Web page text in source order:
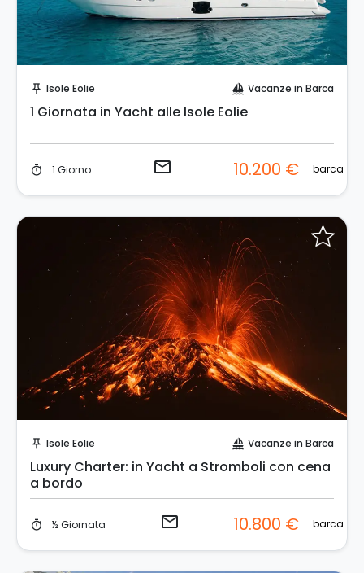
push_pin Isole Eolie sailing Vacanze in Barca
1 Giornata in Yacht alle Isole Eolie
timer 1 Giorno email 10.200 € barca
push_pin Isole Eolie sailing Vacanze in Barca
Luxury Charter: in Yacht a Stromboli con cena
a bordo
timer ½ Giornata email 10.800 € barca